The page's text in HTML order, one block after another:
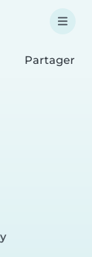
Partager